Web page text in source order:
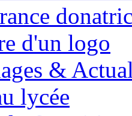
d'un logo
&
lycée